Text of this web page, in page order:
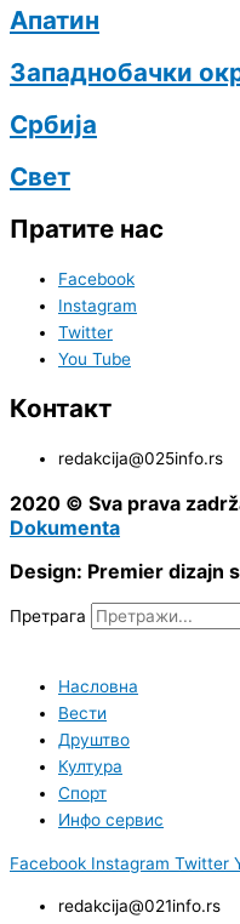
Апатин
Западнобачки
Србија
Свет
Пратите нас
Facebook
Instagram
Twitter
You Tube
Контакт
redakcija@025info.rs
2020 © Sva prava
Dokumenta
Design: Premier dizajn
Претрага
Насловна
Вести
Друштво
Култура
Спорт
Инфо сервис
Facebook Instagram Twitter
redakcija@021info.rs